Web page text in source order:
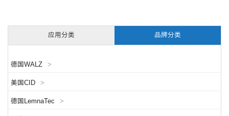
应用分类 品牌分类
德国WALZ >
美国CID >
德国LemnaTec >